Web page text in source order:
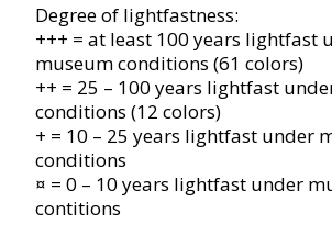
Degree of lightfastness:
+++ = at least 100 years lightfast
museum conditions (61 colors)
++ = 25 – 100 years lightfast
conditions (12 colors)
+ = 10 – 25 years lightfast under
conditions
¤ = 0 – 10 years lightfast under
contitions